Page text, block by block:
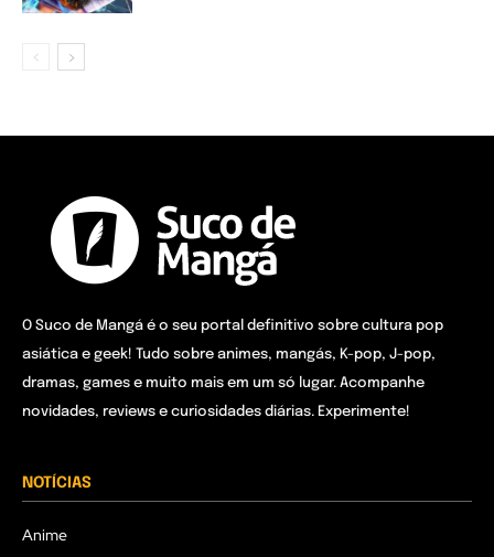
O Suco de Mangá é o seu portal definitivo sobre cultura pop
asiática e geek! Tudo sobre animes, mangás, K-pop, J-pop,
dramas, games e muito mais em um só lugar. Acompanhe
novidades, reviews e curiosidades diárias. Experimente!
NOTÍCIAS
Anime